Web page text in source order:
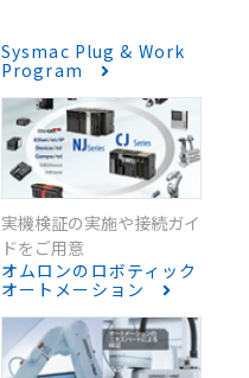
Sysmac Plug & Work
Program
実機検証の実施や接続ガイ
ドをご用意
オムロンのロボティック
オートメーション